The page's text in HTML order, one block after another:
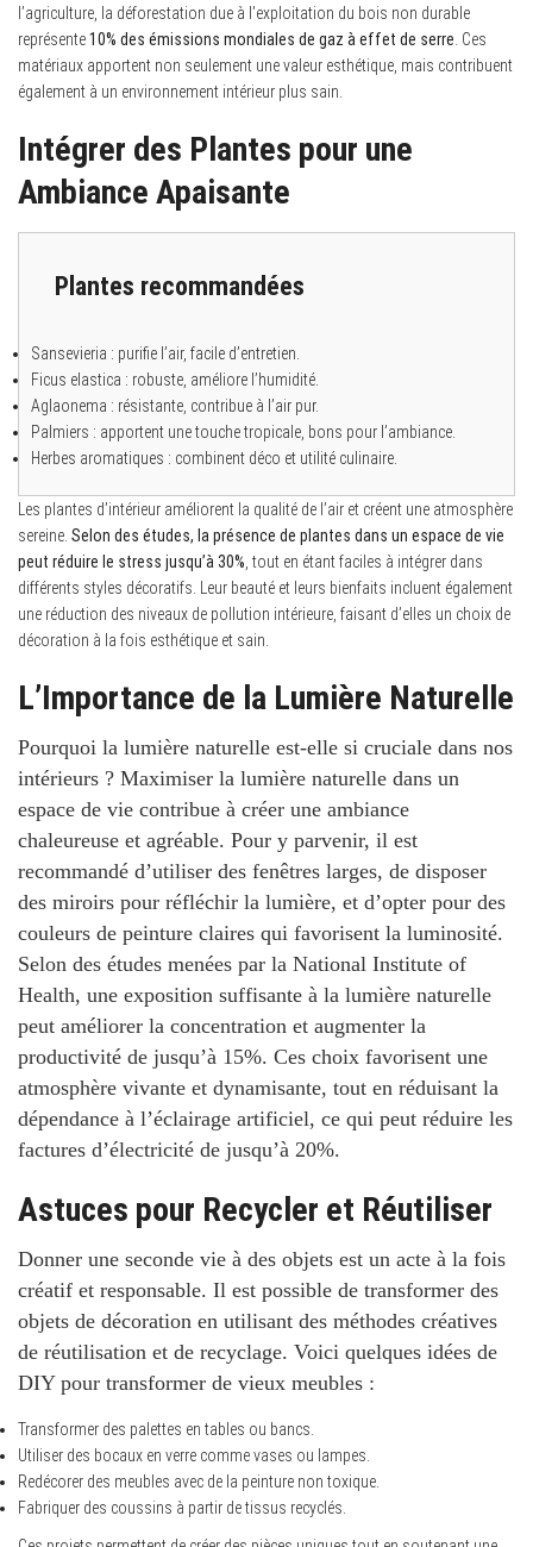
l’agriculture, la déforestation due à l’exploitation du bois non durable
représente10% des émissions mondiales de gaz à effet de serre. Ces
matériaux apportent non seulement une valeur esthétique, mais contribuent
également à un environnement intérieur plus sain.
Intégrer des Plantes pour une
Ambiance Apaisante
Plantes recommandées
Sansevieria : purifie l’air, facile d’entretien.
Ficus elastica : robuste, améliore l’humidité.
Aglaonema : résistante, contribue à l’air pur.
Palmiers : apportent une touche tropicale, bons pour l’ambiance.
Herbes aromatiques : combinent déco et utilité culinaire.
Les plantes d’intérieur améliorent la qualité de l’air et créent une atmosphère
sereine. Selon des études, la présence de plantes dans un espace de vie
peut réduire le stress jusqu’à 30%, tout en étant faciles à intégrer dans
différents styles décoratifs. Leur beauté et leurs bienfaits incluent également
une réduction des niveaux de pollution intérieure, faisant d’elles un choix de
décoration à la fois esthétique et sain.
L’Importance de la Lumière Naturelle
Pourquoi la lumière naturelle est-elle si cruciale dans nos
intérieurs ? Maximiser la lumière naturelle dans un
espace de vie contribue à créer une ambiance
chaleureuse et agréable. Pour y parvenir, il est
recommandé d’utiliser des fenêtres larges, de disposer
des miroirs pour réfléchir la lumière, et d’opter pour des
couleurs de peinture claires qui favorisent la luminosité.
Selon des études menées par la National Institute of
Health, une exposition suffisante à la lumière naturelle
peut améliorer la concentration et augmenter la
productivité de jusqu’à 15%. Ces choix favorisent une
atmosphère vivante et dynamisante, tout en réduisant la
dépendance à l’éclairage artificiel, ce qui peut réduire les
factures d’électricité de jusqu’à 20%.
Astuces pour Recycler et Réutiliser
Donner une seconde vie à des objets est un acte à la fois
créatif et responsable. Il est possible de transformer des
objets de décoration en utilisant des méthodes créatives
de réutilisation et de recyclage. Voici quelques idées de
DIY pour transformer de vieux meubles :
Transformer des palettes en tables ou bancs.
Utiliser des bocaux en verre comme vases ou lampes.
Redécorer des meubles avec de la peinture non toxique.
Fabriquer des coussins à partir de tissus recyclés.